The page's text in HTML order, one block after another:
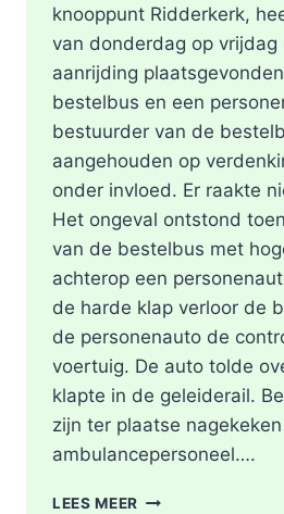
knooppunt Ridderkerk,
van donderdag op vrijdag
aanrijding
bestelbus en een
bestuurder van de
aangehouden op
onder invloed. Er raakte
Het ongeval ontstond
van de bestelbus met
achterop een
de harde klap verloor de
de personenauto de
voertuig. De auto tolde
klapte in de geleiderail.
zijn ter plaatse
ambulancepersoneel….
LEES MEER HOOFDRIJBAAN